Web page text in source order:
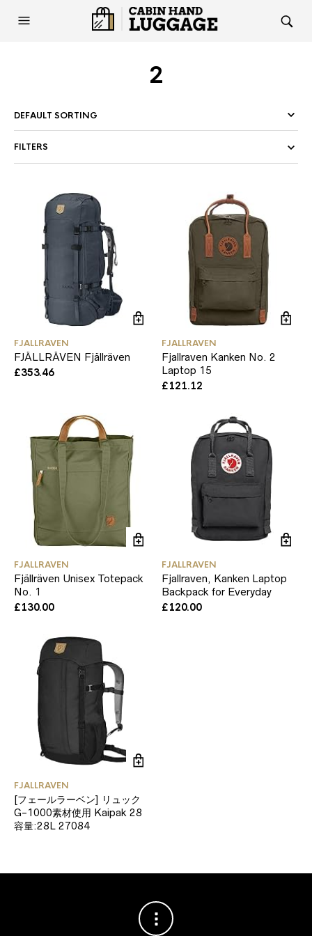
2
FILTERS
FJALLRAVEN
FJÄLLRÄVEN Fjällräven
£353.46
FJALLRAVEN
Fjallraven Kanken No. 2
Laptop 15
£121.12
FJALLRAVEN
Fjällräven Unisex Totepack
No. 1
£130.00
FJALLRAVEN
Fjallraven, Kanken Laptop
Backpack for Everyday
£120.00
FJALLRAVEN
[フェールラーベン] リュック
G-1000素材使用 Kaipak 28
容量:28L 27084